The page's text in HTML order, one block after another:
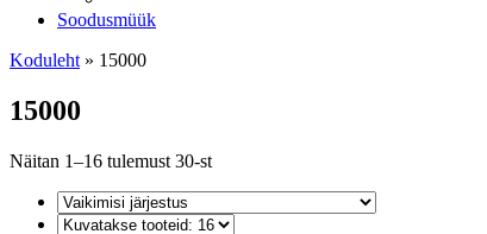
Soodusmüük
Koduleht » 15000
15000
Näitan 1–16 tulemust 30-st